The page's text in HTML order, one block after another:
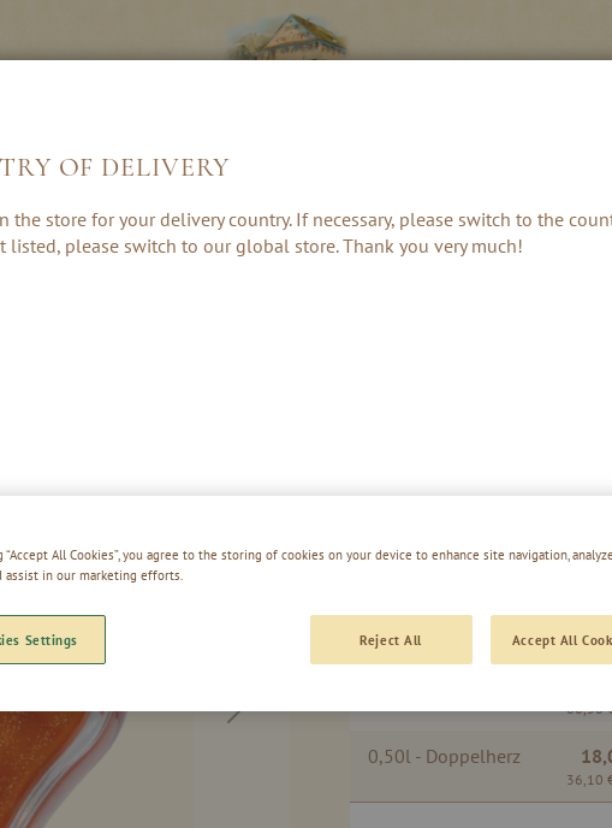
CREAMS
& PUNCH
ACCESSOIRES
RODE APPEL
% VOL |
Gegroepeerde
66,50
0,50l - Doppelherz
36,10
“Accept All Cookies”, you agree to the storing of cookies on your device to enhance site navigation,
assist in our marketing efforts.
Settings Reject All Accept All
OF DELIVERY
the store for your delivery country. If necessary, please switch to the
please switch to our global store. Thank you very much!